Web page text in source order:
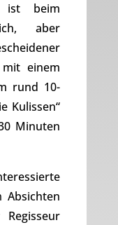
ist beim
aber
einem
rund 10-
Kulissen“
Minuten
Absichten